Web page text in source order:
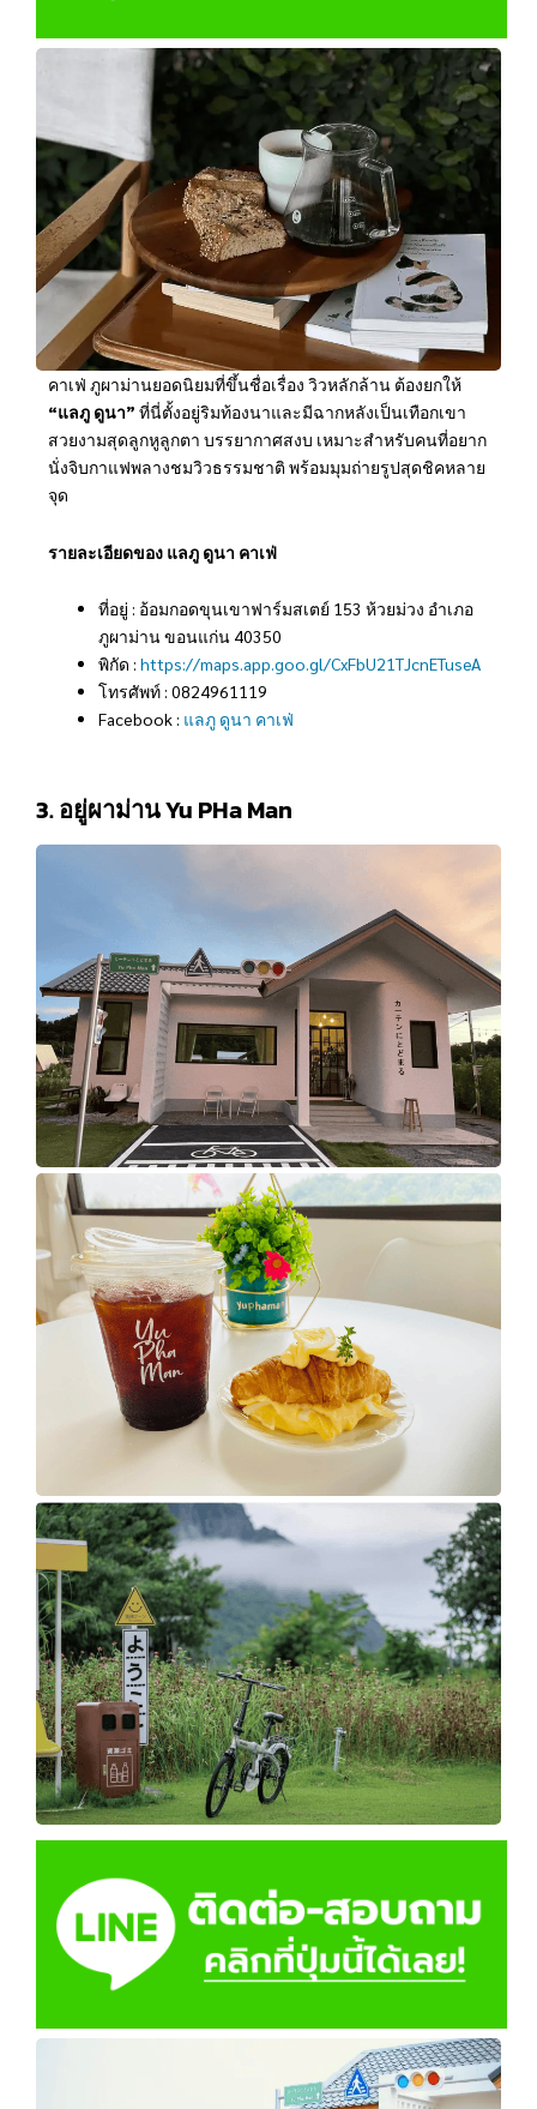
คาเฟ่ ภูผาม่านยอดนิยมที่ขึ้นชื่อเรื่อง วิวหลักล้าน ต้องยกให้
“แลภู ดูนา” ที่นี่ตั้งอยู่ริมท้องนาและมีฉากหลังเป็นเทือกเขา
สวยงามสุดลูกหูลูกตา บรรยากาศสงบ เหมาะสำหรับคนที่อยาก
นั่งจิบกาแฟพลางชมวิวธรรมชาติ พร้อมมุมถ่ายรูปสุดชิคหลาย
จุด
รายละเอียดของ แลภู ดูนา คาเฟ่
ที่อยู่ : อ้อมกอดขุนเขาฟาร์มสเตย์ 153 ห้วยม่วง อำเภอ
ภูผาม่าน ขอนแก่น 40350
พิกัด : https://maps.app.goo.gl/CxFbU21TJcnETuseA
โทรศัพท์ : 0824961119
Facebook : แลภู ดูนา คาเฟ่
3. อยู่ผาม่าน Yu PHa Man